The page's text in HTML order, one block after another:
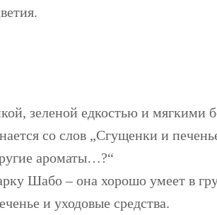
зеленой едкостью и мягкими
со слов „Сгущенки и
ароматы…?“
Шабо – она хорошо умеет в
и уходовые средства.